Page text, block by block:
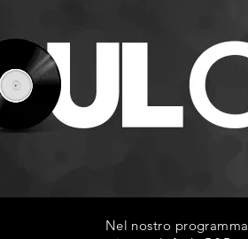
Nel nostro